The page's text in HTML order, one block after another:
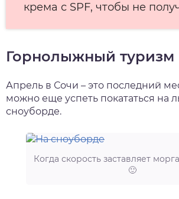
крема с SPF, чтобы не
Горнолыжный туризм
Апрель в Сочи – это последний
можно еще успеть покататься на
сноуборде.
Когда скорость заставляет
🙂